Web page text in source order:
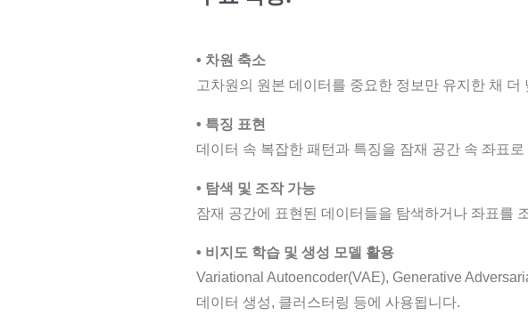
• 차원 축소
고차원의 원본 데이터를 중요한 정보만 유지한 채
• 특징 표현
데이터 속 복잡한 패턴과 특징을 잠재 공간 속 좌표
• 탐색 및 조작 가능
잠재 공간에 표현된 데이터들을 탐색하거나 좌표를
• 비지도 학습 및 생성 모델 활용
Variational Autoencoder(VAE), Generative
데이터 생성, 클러스터링 등에 사용됩니다.